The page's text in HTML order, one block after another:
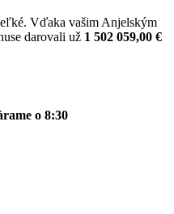
Vďaka vašim Anjelským
darovali už 1 502 059,00 €
o 8:30